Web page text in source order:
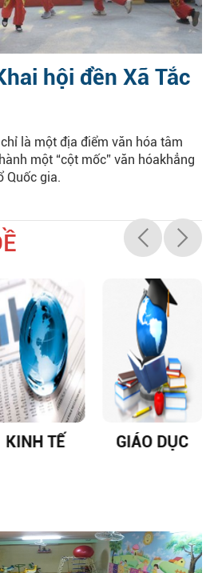
hội đền Xã Tắc
là một địa điểm văn hóa tâm
một “cột mốc” văn hóakhẳng
Quốc gia.
KINH TẾ GIÁO DỤC